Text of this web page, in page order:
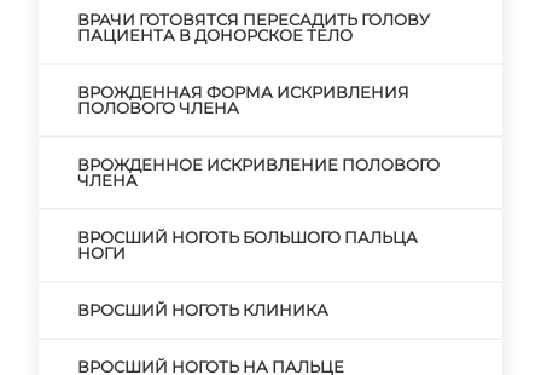
ВРАЧИ ГОТОВЯТСЯ ПЕРЕСАДИТЬ ГОЛОВУ
ПАЦИЕНТА В ДОНОРСКОЕ ТЕЛО
ВРОЖДЕННАЯ ФОРМА ИСКРИВЛЕНИЯ
ПОЛОВОГО ЧЛЕНА
ВРОЖДЕННОЕ ИСКРИВЛЕНИЕ ПОЛОВОГО
ЧЛЕНА
ВРОСШИЙ НОГОТЬ БОЛЬШОГО ПАЛЬЦА
НОГИ
ВРОСШИЙ НОГОТЬ КЛИНИКА
ВРОСШИЙ НОГОТЬ НА ПАЛЬЦЕ